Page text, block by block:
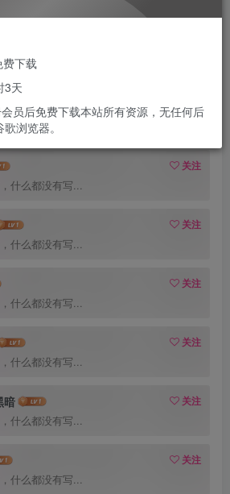
粉丝 94
关注
什么都没有写...
关注
什么都没有写...
关注
什么都没有写...
关注
什么都没有写...
关注
什么都没有写...
暗
关注
什么都没有写...
关注
什么都没有写...
下载
3天
员后免费下载本站所有资源，无任何后
浏览器。